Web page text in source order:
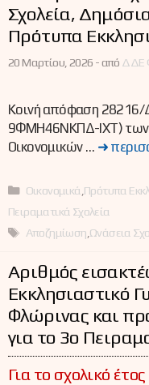
Σχολεία,
Πρότυπα
20 Μαρτίου, 2026 -από ΔΔΕ
Κοινή απόφαση
9ΦΜΗ46ΝΚΠΔ-ΙΧΤ) των
Οικονομικών … ➜
Κατηγορίες
Οικονομικά Πρότυπα
Πειραματικά Σχολεία
Ετικέτες
Αποζημίωση Ωνάσεια
Αριθμός
Εκκλησιαστικό
Φλώρινας και
για το 3ο
Για το σχολικό